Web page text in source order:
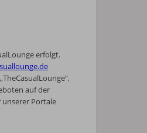
erfolgt.
auf der
unserer Portale